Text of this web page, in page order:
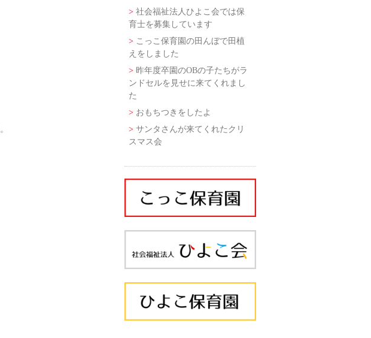
社会福祉法人ひよこ会では保
育士を募集しています
こっこ保育園の田んぼで田植
えをしました
昨年度卒園のOBの子たちがラ
ンドセルを見せに来てくれまし
た
おもちつきをしたよ
サンタさんが来てくれたクリ
スマス会